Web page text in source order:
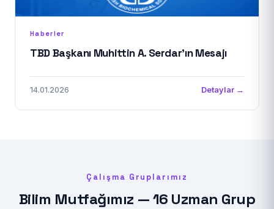
Haberler
TBD Başkanı Muhittin A. Serdar'ın Mesajı
14.01.2026 Detaylar →
Çalışma Gruplarımız
Bilim Mutfağımız — 16 Uzman Grup